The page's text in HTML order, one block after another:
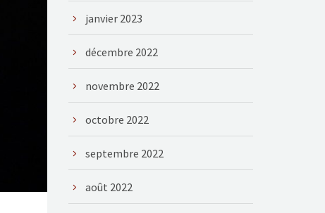
janvier 2023
décembre 2022
novembre 2022
octobre 2022
septembre 2022
août 2022